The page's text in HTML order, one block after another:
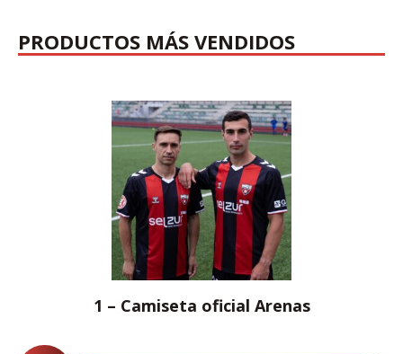
PRODUCTOS MÁS VENDIDOS
1 – Camiseta oficial Arenas